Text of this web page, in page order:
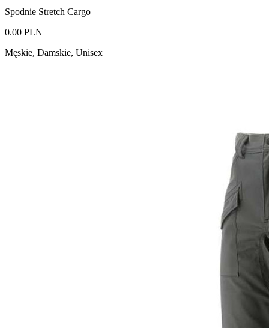
Spodnie Stretch Cargo
0.00 PLN
Męskie, Damskie, Unisex